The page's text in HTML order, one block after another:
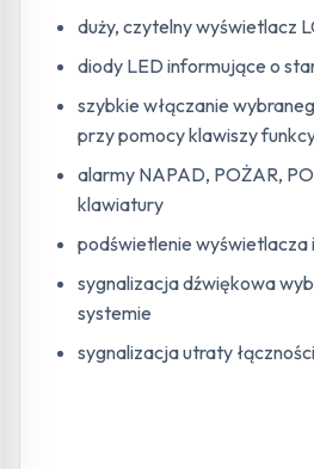
duży, czytelny wyświetlacz
diody LED informujące o
szybkie włączanie
przy pomocy klawiszy
alarmy NAPAD, POŻAR,
klawiatury
podświetlenie wyświetlacza
sygnalizacja dźwiękowa
systemie
sygnalizacja utraty